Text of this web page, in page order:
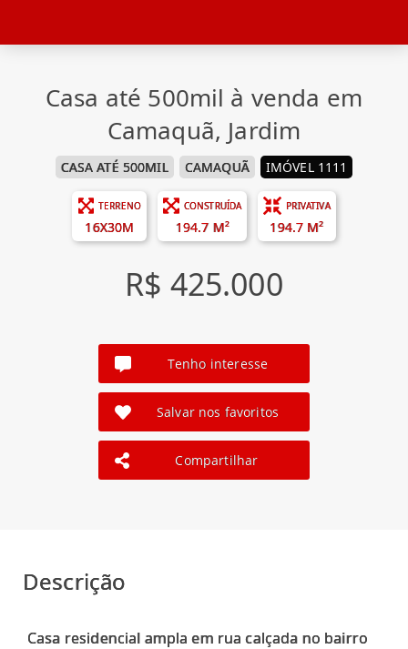
Casa até 500mil à venda em
Camaquã, Jardim
CASA ATÉ 500MIL CAMAQUÃ IMÓVEL 1111
TERRENO
16X30M
CONSTRUÍDA
194.7 M²
PRIVATIVA
194.7 M²
R$ 425.000
Tenho interesse
Salvar nos favoritos
Compartilhar
Descrição
Casa residencial ampla em rua calçada no bairro